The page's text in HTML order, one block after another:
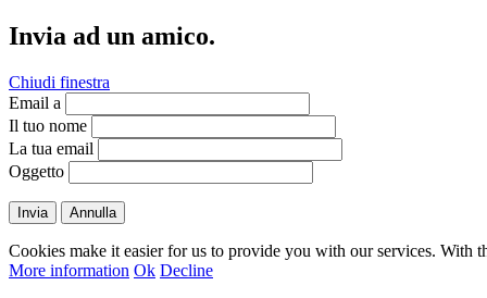
Invia ad un amico.
Chiudi finestra
Email a
Il tuo nome
La tua email
Oggetto
Invia Annulla
Cookies make it easier for us to provide you with our services. With
More information Ok Decline